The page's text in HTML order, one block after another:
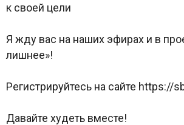
к своей цели
Я жду вас на наших эфирах и в
лишнее»!
Регистрируйтесь на сайте https://
Давайте худеть вместе!